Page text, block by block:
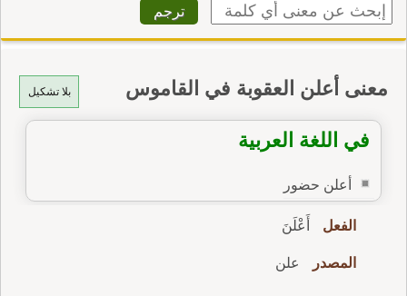
بلا تشكيل معنى أعلن العقوبة في القاموس
في اللغة العربية
أعلن حضور
الفعل أَعْلَنَ
المصدر علن